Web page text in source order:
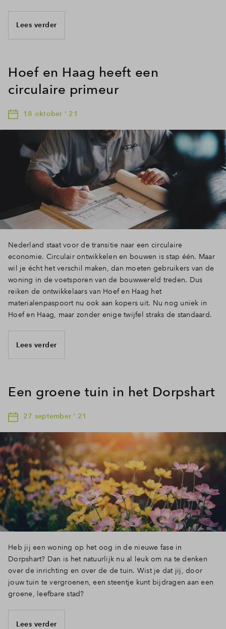
Lees verder
Hoef en Haag heeft een
circulaire primeur
18 oktober ' 21
Nederland staat voor de transitie naar een circulaire
economie. Circulair ontwikkelen en bouwen is stap één. Maar
wil je écht het verschil maken, dan moeten gebruikers van de
woning in de voetsporen van de bouwwereld treden. Dus
reiken de ontwikkelaars van Hoef en Haag het
materialenpaspoort nu ook aan kopers uit. Nu nog uniek in
Hoef en Haag, maar zonder enige twijfel straks de standaard.
Lees verder
Een groene tuin in het Dorpshart
27 september ' 21
Heb jij een woning op het oog in de nieuwe fase in
Dorpshart? Dan is het natuurlijk nu al leuk om na te denken
over de inrichting en over de de tuin. Wist je dat jij, door
jouw tuin te vergroenen, een steentje kunt bijdragen aan een
groene, leefbare stad?
Lees verder